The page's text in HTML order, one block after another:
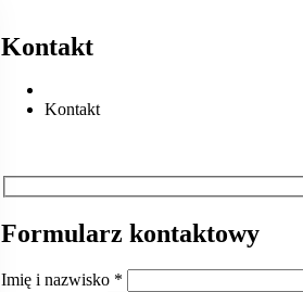
Kontakt
Kontakt
Formularz kontaktowy
Imię i nazwisko *